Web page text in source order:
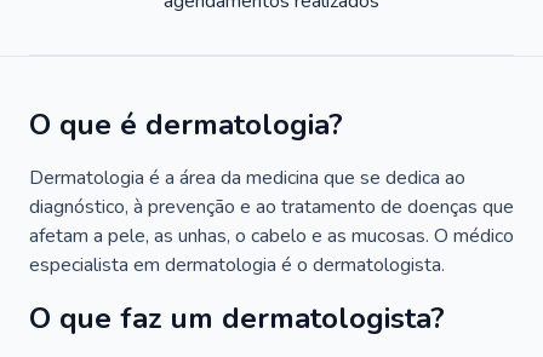
O que é dermatologia?
Dermatologia é a área da medicina que se dedica ao
diagnóstico, à prevenção e ao tratamento de doenças que
afetam a pele, as unhas, o cabelo e as mucosas. O médico
especialista em dermatologia é o dermatologista.
O que faz um dermatologista?